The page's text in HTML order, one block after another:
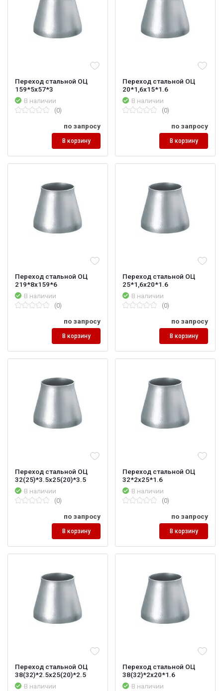
Переход стальной ОЦ
159*5х57*3
В наличии
(0)
по запросу
В корзину
Переход стальной ОЦ
20*1,6х15*1.6
В наличии
(0)
по запросу
В корзину
Переход стальной ОЦ
219*8х159*6
В наличии
(0)
по запросу
В корзину
Переход стальной ОЦ
25*1,6х20*1.6
В наличии
(0)
по запросу
В корзину
Переход стальной ОЦ
32(25)*3.5х25(20)*3.5
В наличии
(0)
по запросу
В корзину
Переход стальной ОЦ
32*2х25*1.6
В наличии
(0)
по запросу
В корзину
Переход стальной ОЦ
38(32)*2.5х25(20)*2.5
В наличии
Переход стальной ОЦ
38(32)*2х20*1.6
В наличии